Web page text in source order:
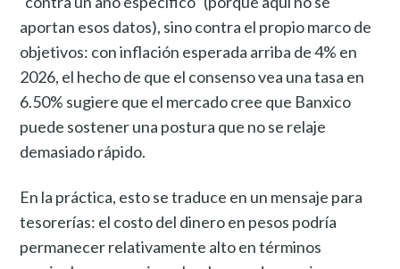
aportan esos datos), sino contra el propio marco de
objetivos: con inflación esperada arriba de 4% en
2026, el hecho de que el consenso vea una tasa en
6.50% sugiere que el mercado cree que Banxico
puede sostener una postura que no se relaje
demasiado rápido.
En la práctica, esto se traduce en un mensaje para
tesorerías: el costo del dinero en pesos podría
permanecer relativamente alto en términos